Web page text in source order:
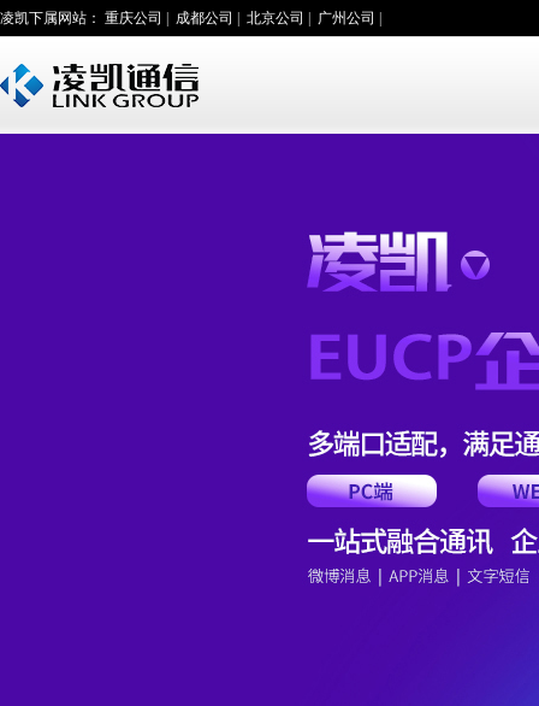
凌凯下属网站： 重庆公司 成都公司 北京公司 广州公司